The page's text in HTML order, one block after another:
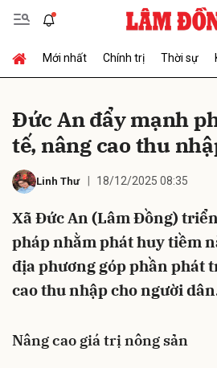
Mới nhất Chính trị Thời sự
Đức An đẩy mạnh
tế, nâng cao thu
Linh Thư 18/12/2025 08:35
Xã Đức An (Lâm Đồng)
pháp nhằm phát huy tiềm
địa phương góp phần phát
cao thu nhập cho người
Nâng cao giá trị nông sản
Gửi bình luận